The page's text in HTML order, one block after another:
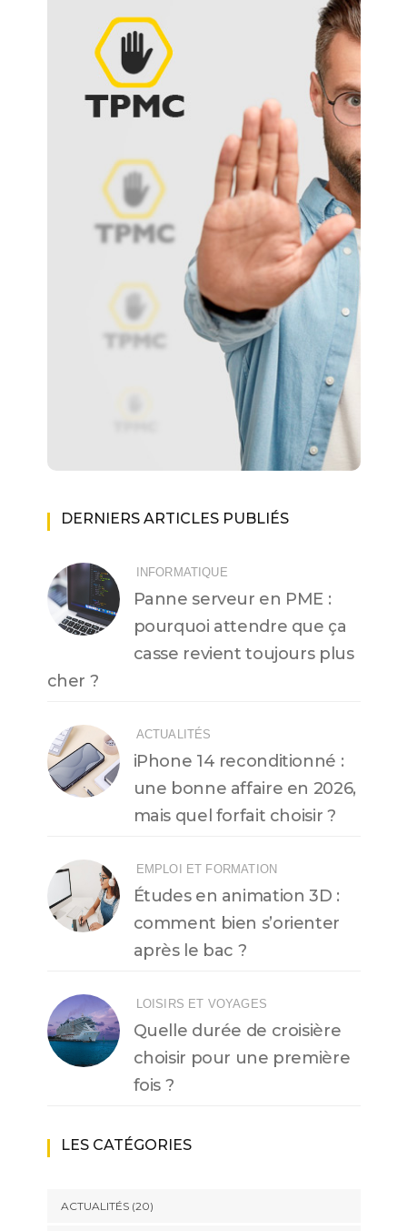
DERNIERS ARTICLES PUBLIÉS
INFORMATIQUE
Panne serveur en PME :
pourquoi attendre que ça
casse revient toujours plus
cher ?
ACTUALITÉS
iPhone 14 reconditionné :
une bonne affaire en 2026,
mais quel forfait choisir ?
EMPLOI ET FORMATION
Études en animation 3D :
comment bien s’orienter
après le bac ?
LOISIRS ET VOYAGES
Quelle durée de croisière
choisir pour une première
fois ?
LES CATÉGORIES
ACTUALITÉS(20)